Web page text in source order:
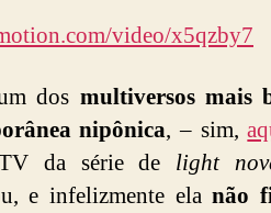
video/x5qzby7
dos multiversos mais
nipônica, – sim,
da série de light
e infelizmente elanão